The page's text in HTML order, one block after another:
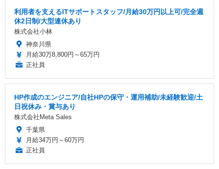
利用者を支えるITサポートスタッフ/月給30万円以上可/完全週
休2日制/大型連休あり
株式会社小林
神奈川県
月給30万8,800円～65万円
正社員
HP作成のエンジニア/自社HPの保守・運用補助/未経験歓迎/土
日祝休み・賞与あり
株式会社Meta Sales
千葉県
月給34万円～60万円
正社員